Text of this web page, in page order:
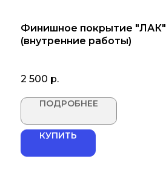
Финишное покрытие "ЛАК"
(внутренние работы)
2 500 р.
ПОДРОБНЕЕ
КУПИТЬ